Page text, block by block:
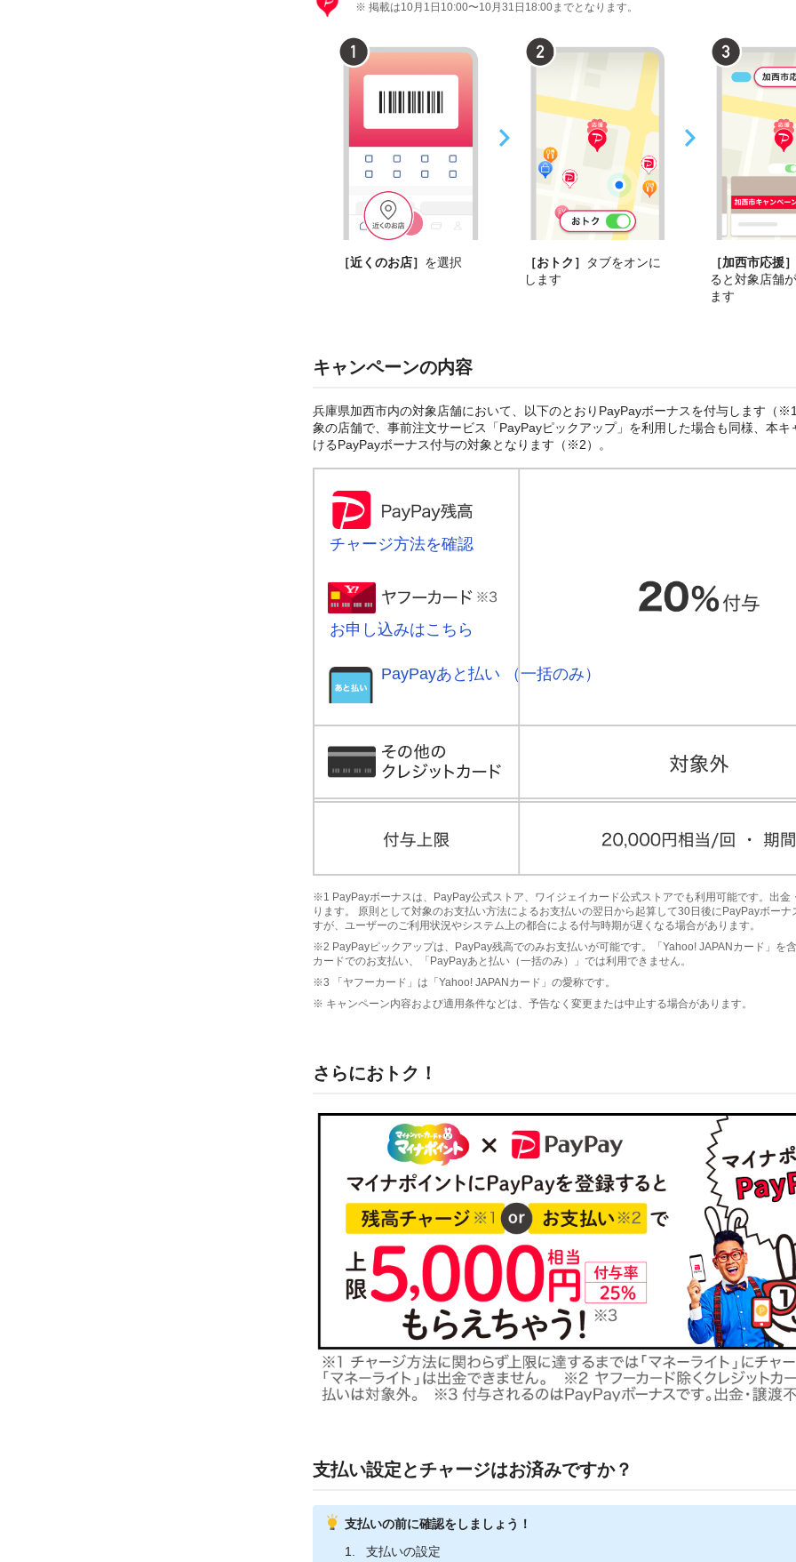
※ 掲載は10月1日10:00〜10月31日18:00までとなります。
［近くのお店］ を選択 ［おトク］
タブをオンに
します
［加西市応援］
ると対象店舗
ます
キャンペーンの内容
兵庫県加西市内の対象店舗において、以下のとおりPayPayボーナスを付与します（
象の店舗で、事前注文サービス「PayPayピックアップ」を利用した場合も同様、本キ
けるPayPayボーナス付与の対象となります（※2）。
チャージ方法を確認
お申し込みはこちら
PayPayあと払い （一括のみ）
※1 PayPayボーナスは、PayPay公式ストア、ワイジェイカード公式ストアでも利用可能です。出金
ります。 原則として対象のお支払い方法によるお支払いの翌日から起算して30日後にPayPayボーナ
すが、ユーザーのご利用状況やシステム上の都合による付与時期が遅くなる場合があります。
※2 PayPayピックアップは、PayPay残高でのみお支払いが可能です。「Yahoo! JAPANカード」を
カードでのお支払い、「PayPayあと払い（一括のみ）」では利用できません。
※3 「ヤフーカード」は「Yahoo! JAPANカード」の愛称です。
※ キャンペーン内容および適用条件などは、予告なく変更または中止する場合があります。
さらにおトク！
支払い設定とチャージはお済みですか？
支払いの前に確認をしましょう！
支払いの設定